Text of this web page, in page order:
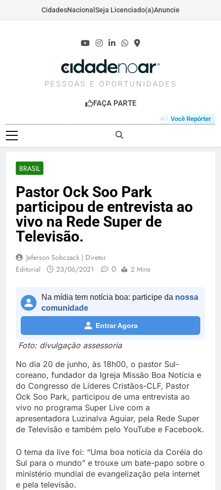
CidadesNacional Seja Licenciado(a)Anuncie
CIDADENOAR.COM
PESSOAS E OPORTUNIDADES
FAÇA PARTE
Você Repórter
BRASIL
Pastor Ock Soo Park
participou de entrevista ao
vivo na Rede Super de
Televisão.
Jeferson Sobczack | Diretor
Editorial
23/06/2021 0 2 Mins
Na mídia tem notícia boa: participe da nossa
comunidade
Entrar Agora
Foto: divulgação assessoria
No dia 20 de junho, às 18h00, o pastor Sul-
coreano, fundador da Igreja Missão Boa Notícia e
do Congresso de Líderes Cristãos-CLF, Pastor
Ock Soo Park, participou de uma entrevista ao
vivo no programa Super Live com a
apresentadora Luzinalva Aguiar, pela Rede Super
de Televisão e também pelo YouTube e Facebook.
O tema da live foi: “Uma boa notícia da Coréia do
Sul para o mundo” e trouxe um bate-papo sobre o
ministério mundial de evangelização pela internet
e pela televisão.